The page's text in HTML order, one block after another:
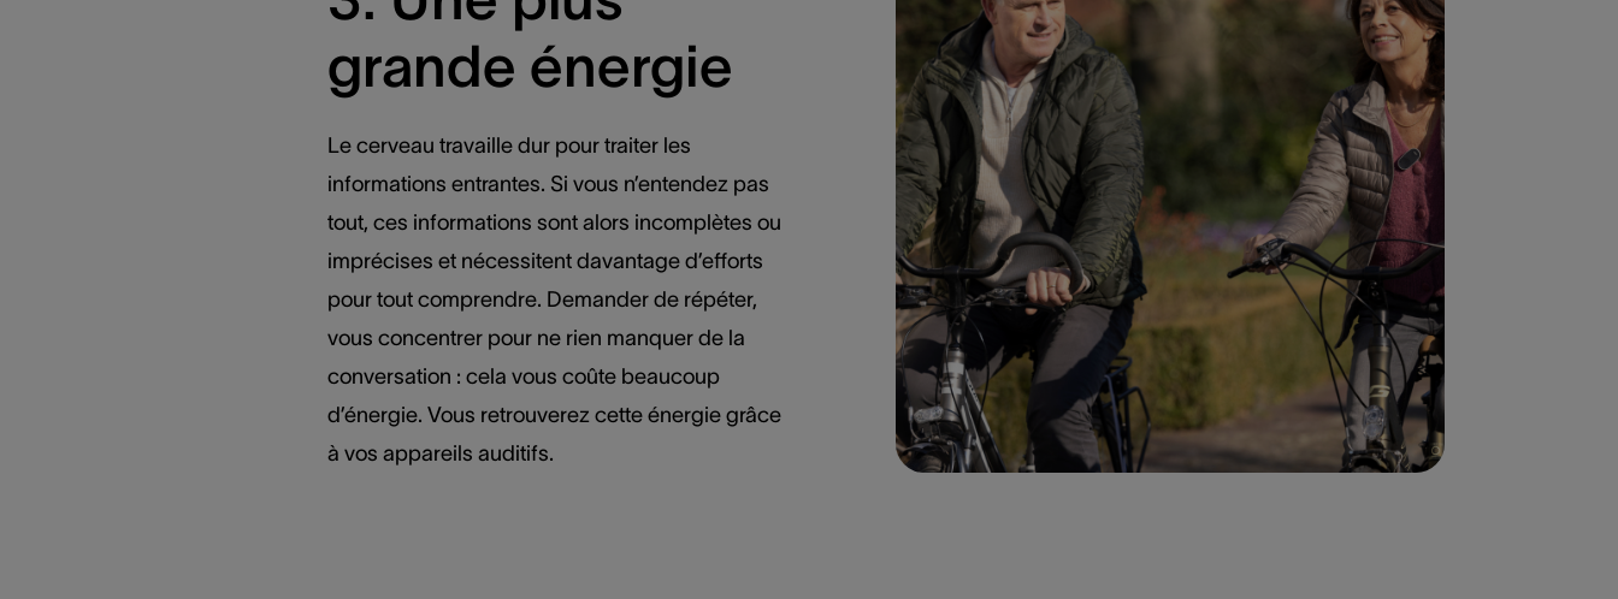
grande énergie
Le cerveau travaille dur pour traiter les
informations entrantes. Si vous n’entendez pas
tout, ces informations sont alors incomplètes ou
imprécises et nécessitent davantage d’efforts
pour tout comprendre. Demander de répéter,
vous concentrer pour ne rien manquer de la
conversation : cela vous coûte beaucoup
d’énergie. Vous retrouverez cette énergie grâce
à vos appareils auditifs.